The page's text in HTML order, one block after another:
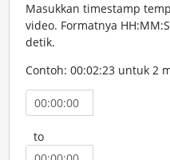
Masukkan timestamp
video. Formatnya
detik.
Contoh: 00:02:23 untuk 2
to